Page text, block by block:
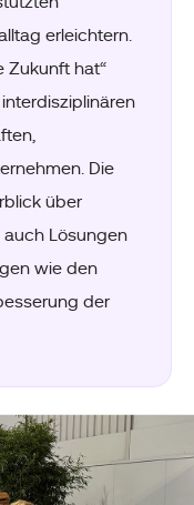
erleichtern.
Zukunft hat“
Die
über
auch Lösungen
wie den
der